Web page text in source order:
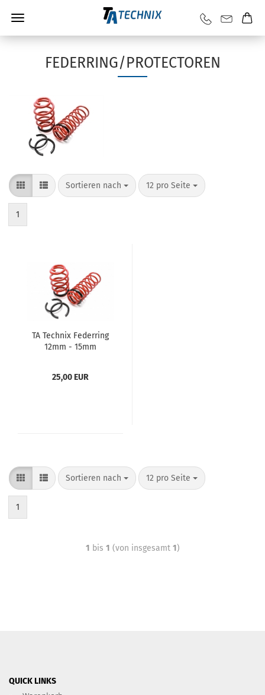
FEDERRING/PROTECTOREN
Sortieren nach 12 pro Seite
1
TA Tech­nix Fe­der­ring
12mm - 15mm
25,00 EUR
Sortieren nach 12 pro Seite
1
1 bis 1 (von insgesamt 1)
QUICK LINKS